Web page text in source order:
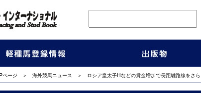
ページ ＞ 海外競馬ニュース ＞ ロシア皇太子Hなどの賞金増加で長距離路線をさら